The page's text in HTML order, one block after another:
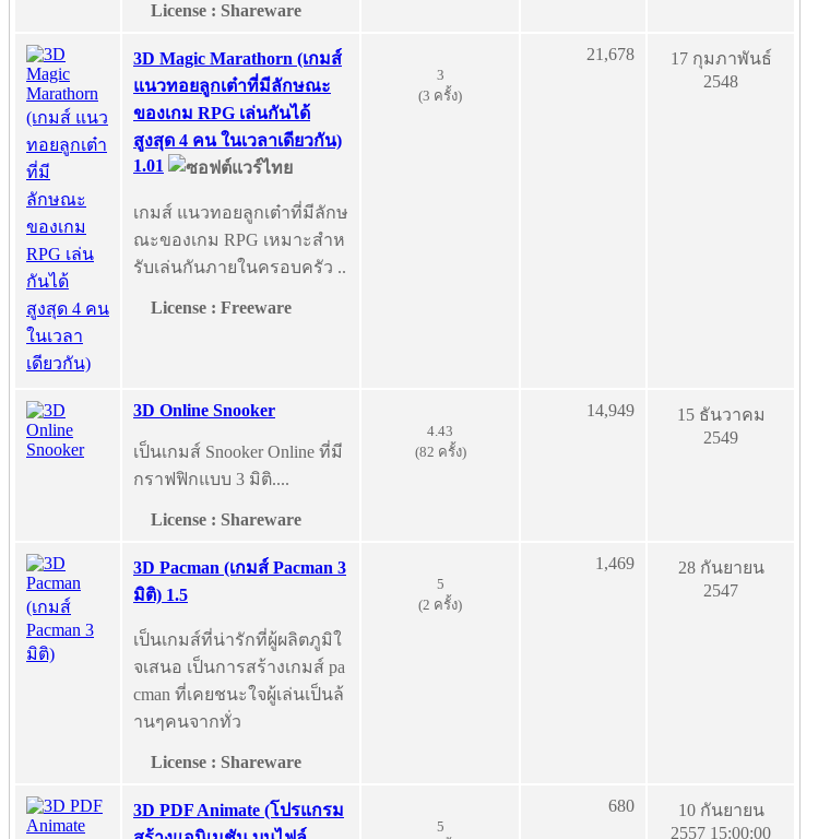
License : Shareware
3D Magic Marathorn (เกมส์
แนวทอยลูกเต๋าที่มีลักษณะ
ของเกม RPG เล่นกันได้
สูงสุด 4 คน ในเวลาเดียวกัน)
1.01
เกมส์ แนวทอยลูกเต๋าที่มีลักษ
ณะของเกม RPG เหมาะสำห
รับเล่นกันภายในครอบครัว ..
License : Freeware
3
(3 ครั้ง)
21,678
17 กุมภาพันธ์
2548
3D Online Snooker
เป็นเกมส์ Snooker Online ที่มี
กราฟฟิกแบบ 3 มิติ....
License : Shareware
4.43
(82 ครั้ง)
14,949
15 ธันวาคม
2549
3D Pacman (เกมส์ Pacman 3
มิติ) 1.5
เป็นเกมส์ที่น่ารักที่ผู้ผลิตภูมิใ
จเสนอ เป็นการสร้างเกมส์ pa
cman ที่เคยชนะใจผู้เล่นเป็นล้
านๆคนจากทั่ว
License : Shareware
5
(2 ครั้ง)
1,469
28 กันยายน
2547
3D PDF Animate (โปรแกรม
5
680
10 กันยายน
2557 15:00:00